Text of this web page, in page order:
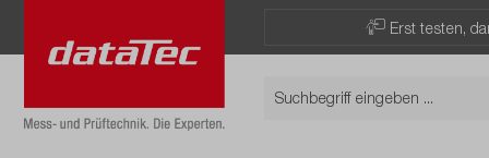
Erst testen,